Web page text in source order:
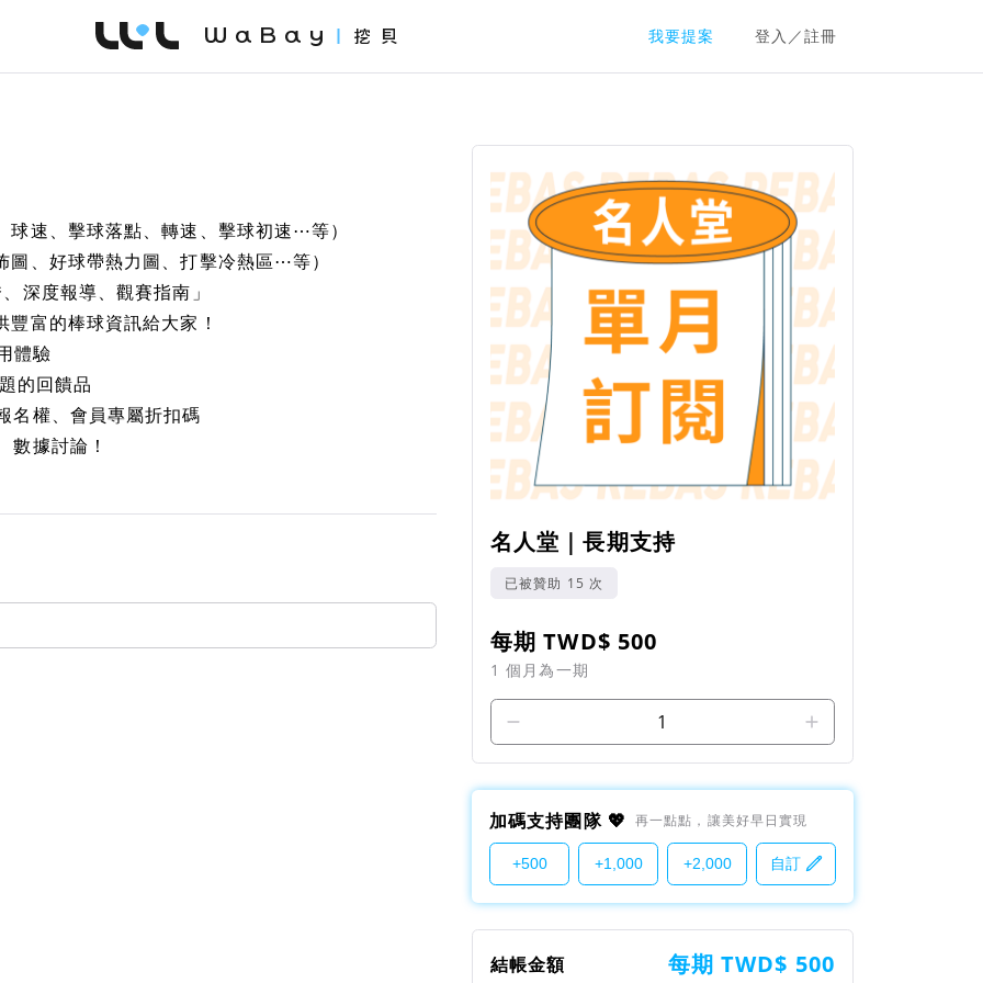
我要提案 登入／註冊
WaBay 挖貝 | 台灣最值得信賴的群眾集資 / 群眾募資平台
名人堂｜長期支持
已被贊助 15 次
每期 TWD$ 500
1 個月為一期
1
加碼支持團隊 💖 再一點點，讓美好早日實現
+500 +1,000 +2,000 自訂
結帳金額 每期 TWD$ 500
速、擊球落點、轉速、擊球初速⋯等）
、好球帶熱力圖、打擊冷熱區⋯等）
深度報導、觀賽指南」
富的棒球資訊給大家！
體驗
的回饋品
名權、會員專屬折扣碼
數據討論！